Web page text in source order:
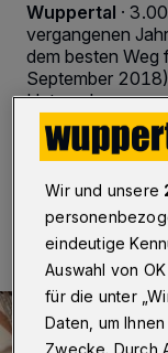
Wuppertal ·
vergangenen
dem besten Weg
September
Unternehmen
18.09.2018 ,
Wir und unsere
eindeutige
Auswahl von
für die unter
Daten, um